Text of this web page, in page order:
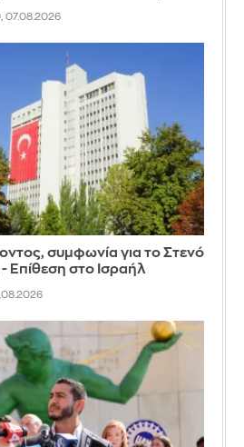
07.08.2026
συμφωνία για το Στενό
Επίθεση στο Ισραήλ